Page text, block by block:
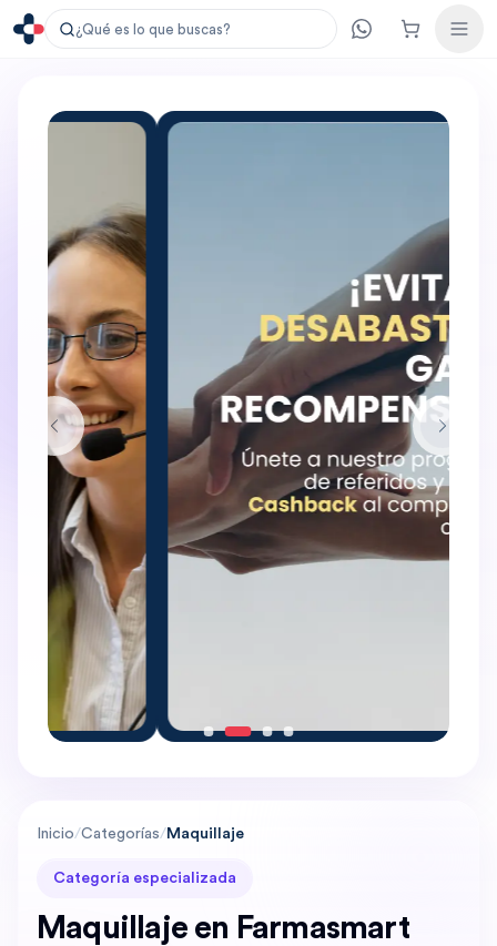
¿Qué es lo que buscas?
Inicio/Categorías/Maquillaje
Categoría especializada
Maquillaje en Farmasmart